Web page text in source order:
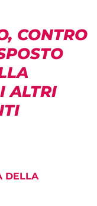
CONTRO
ALTRI
DELLA